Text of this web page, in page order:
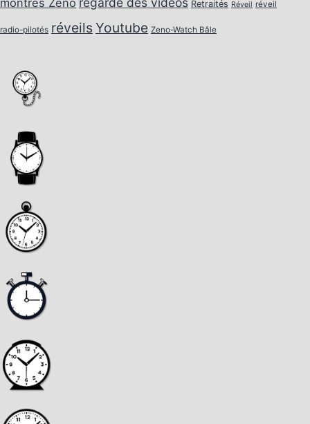
Retraités Réveil réveil
radio-pilotés réveils Youtube Zeno-Watch Bâle